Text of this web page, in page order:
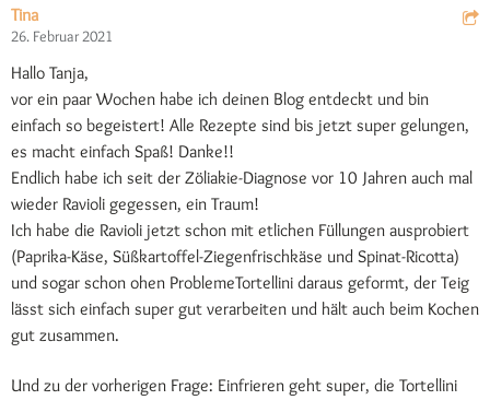
Tina
26. Februar 2021
Hallo Tanja,
vor ein paar Wochen habe ich deinen Blog entdeckt und bin
einfach so begeistert! Alle Rezepte sind bis jetzt super gelungen,
es macht einfach Spaß! Danke!!
Endlich habe ich seit der Zöliakie-Diagnose vor 10 Jahren auch mal
wieder Ravioli gegessen, ein Traum!
Ich habe die Ravioli jetzt schon mit etlichen Füllungen ausprobiert
(Paprika-Käse, Süßkartoffel-Ziegenfrischkäse und Spinat-Ricotta)
und sogar schon ohen ProblemeTortellini daraus geformt, der Teig
lässt sich einfach super gut verarbeiten und hält auch beim Kochen
gut zusammen.
Und zu der vorherigen Frage: Einfrieren geht super, die Tortellini